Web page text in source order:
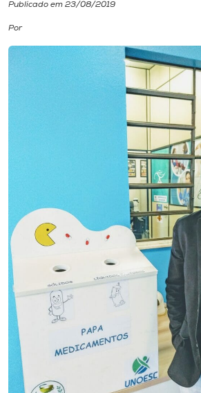
Unoesc
Store
Selecione
o idioma
Publicado em 23/08/2019
Por